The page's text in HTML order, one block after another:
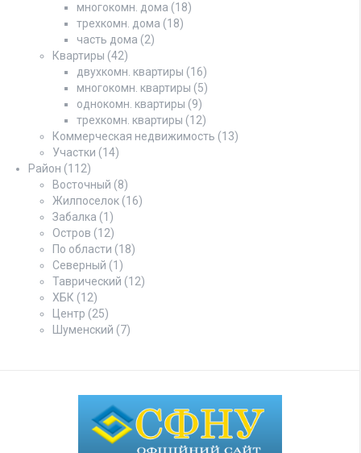
многокомн. дома (18)
трехкомн. дома (18)
часть дома (2)
Квартиры (42)
двухкомн. квартиры (16)
многокомн. квартиры (5)
однокомн. квартиры (9)
трехкомн. квартиры (12)
Коммерческая недвижимость (13)
Участки (14)
Район (112)
Восточный (8)
Жилпоселок (16)
Забалка (1)
Остров (12)
По области (18)
Северный (1)
Таврический (12)
ХБК (12)
Центр (25)
Шуменский (7)